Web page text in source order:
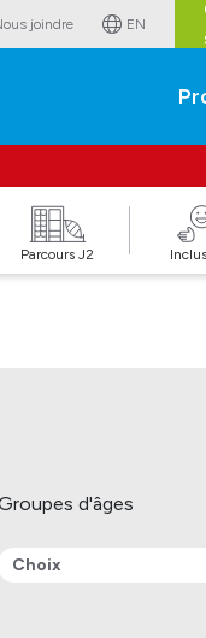
joindre EN
Parcours J2
d'âges
Choix